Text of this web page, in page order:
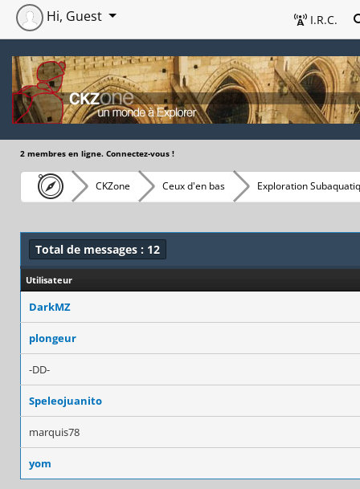
I.R.C.
Hi, Guest
2 membres en ligne. Connectez-vous !
CKZone Ceux d'en bas Exploration
Total de messages : 12
Utilisateur
DarkMZ
plongeur
-DD-
Speleojuanito
marquis78
yom